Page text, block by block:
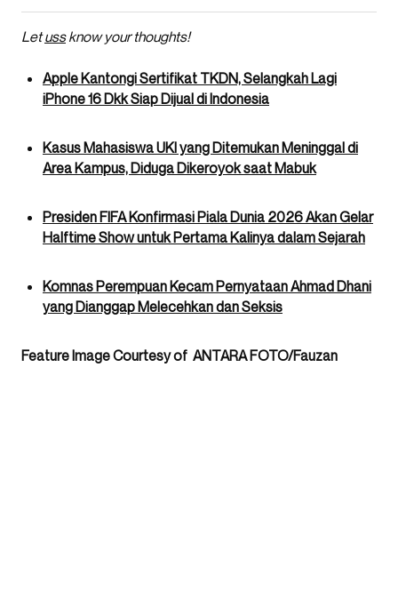
Letussknow your thoughts!
Apple Kantongi Sertifikat TKDN, Selangkah Lagi
iPhone 16 Dkk Siap Dijual di Indonesia
Kasus Mahasiswa UKI yang Ditemukan Meninggal di
Area Kampus, Diduga Dikeroyok saat Mabuk
Presiden FIFA Konfirmasi Piala Dunia 2026 Akan Gelar
Halftime Show untuk Pertama Kalinya dalam Sejarah
Komnas Perempuan Kecam Pernyataan Ahmad Dhani
yang Dianggap Melecehkan dan Seksis
Feature Image Courtesy of ANTARA FOTO/Fauzan